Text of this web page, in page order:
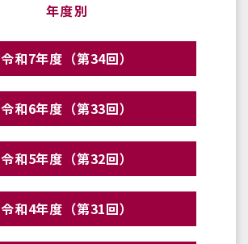
年度別
令和7年度（第34回）
令和6年度（第33回）
令和5年度（第32回）
令和4年度（第31回）